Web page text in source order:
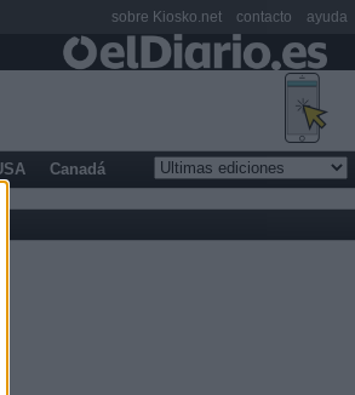
Canadá
sobre Kiosko.net contacto ayuda